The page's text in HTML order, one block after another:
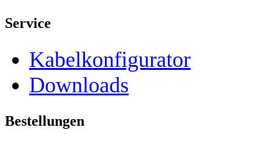
Service
Kabelkonfigurator
Downloads
Bestellungen